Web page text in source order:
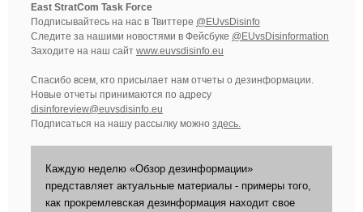
East StratCom Task Force
Подписывайтесь на нас в Твиттере @EUvsDisinfo
Следите за нашими новостями в Фейсбуке @EUvsDisinformation
Заходите на наш сайт www.euvsdisinfo.eu
Спасибо всем, кто присылает нам отчеты о дезинформации.
Новые отчеты принимаются по адресу
disinforeview@euvsdisinfo.eu
Подписаться на нашу рассылку можно здесь.
Каждую неделю «Обзор дезинформации»
представляет актуальные материалы - примеры того,
как прокремлевская дезинформация находит свое